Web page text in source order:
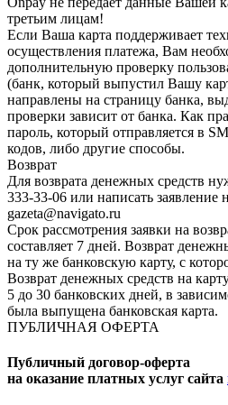
третьим лицам!
Если Ваша карта поддерживает
осуществления платежа, Вам
дополнительную проверку
(банк, который выпустил Вашу
направлены на страницу банка,
проверки зависит от банка. Как
пароль, который отправляется в
кодов, либо другие способы.
Возврат
Для возврата денежных средств
333-33-06 или написать заявление
gazeta@navigato.ru
Срок рассмотрения заявки на
составляет 7 дней. Возврат
на ту же банковскую карту, с
Возврат денежных средств на
5 до 30 банковских дней, в
была выпущена банковская карта.
ПУБЛИЧНАЯ ОФЕРТА
Публичный договор-оферта
на оказание платных услуг сайта